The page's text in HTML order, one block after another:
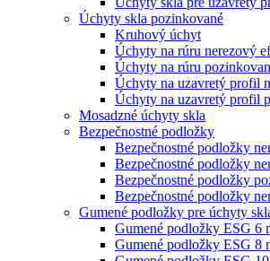
Úchyty skla pozinkované
Kruhový úchyt
Úchyty na rúru nerezový
Úchyty na rúru
Úchyty na uzavretý profil
Úchyty na uzavretý profil
Mosadzné úchyty skla
Bezpečnostné podložky
Bezpečnostné podložky
Bezpečnostné podložky
Bezpečnostné podložky
Bezpečnostné podložky
Gumené podložky pre úchyty
Gumené podložky ESG 6
Gumené podložky ESG 8